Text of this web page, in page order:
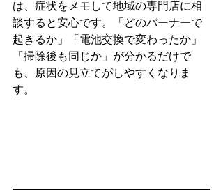
は、症状をメモして地域の専門店に相
談すると安心です。「どのバーナーで
起きるか」「電池交換で変わったか」
「掃除後も同じか」が分かるだけで
も、原因の見立てがしやすくなりま
す。